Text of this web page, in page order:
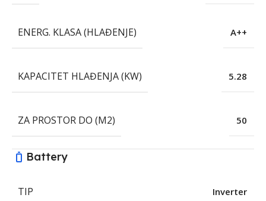
ENERG. KLASA (HLAĐENJE) A++
KAPACITET HLAĐENJA (KW) 5.28
ZA PROSTOR DO (M2) 50
Battery
TIP Inverter